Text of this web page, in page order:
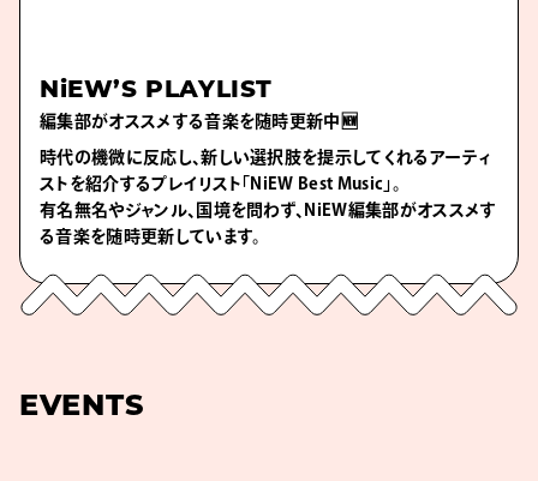
NiEW’S PLAYLIST
編集部がオススメする音楽を随時更新中🆕
時代の機微に反応し、新しい選択肢を提示してくれるアーティ
ストを紹介するプレイリスト「NiEW Best Music」。
有名無名やジャンル、国境を問わず、NiEW編集部がオススメす
る音楽を随時更新しています。
EVENTS